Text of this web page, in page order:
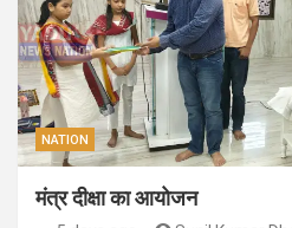
NATION
मंत्र दीक्षा का आयोजन